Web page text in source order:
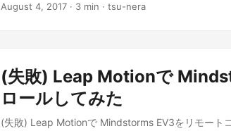
August 4, 2017 · 3 min · tsu-nera
(失敗) Leap Motionで
ロールしてみた
(失敗) Leap Motionで Mindstorms EV3をリモート